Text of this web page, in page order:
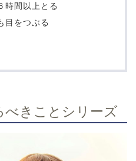
時間以上とる
目をつぶる
きことシリーズ